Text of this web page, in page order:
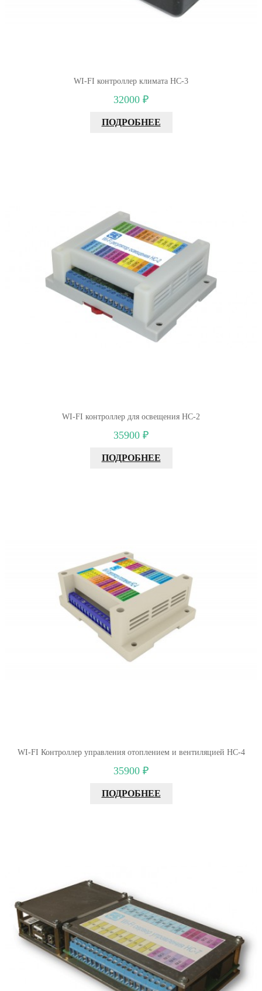
WI-FI контроллер климата НС-3
32000 ₽
ПОДРОБНЕЕ
WI-FI контроллер для освещения НС-2
35900 ₽
ПОДРОБНЕЕ
WI-FI Контроллер управления отоплением и вентиляцией НС-4
35900 ₽
ПОДРОБНЕЕ